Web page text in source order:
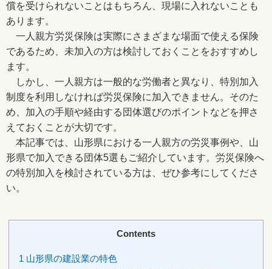
償を受けられないことはもちろん、現場に入れないことも
あります。
一人親方労災保険は実際にさまざまな場面で使える保険
であるため、未加入の方は検討しておくことをおすすめし
ます。
しかし、一人親方は一般的な労働者と異なり、特別加入
制度を利用しなければ労災保険に加入できません。そのた
め、加入の手順や経由する団体選びのポイントなどを押さ
えておくことが大切です。
本記事では、山形県における一人親方の労災事例や、山
形県で加入できる団体5選もご紹介しています。労災保険へ
の特別加入を検討されている方は、ぜひ参考にしてくださ
い。
Contents
1 山形県の建設業の特色